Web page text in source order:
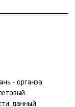
- органза
.
данный